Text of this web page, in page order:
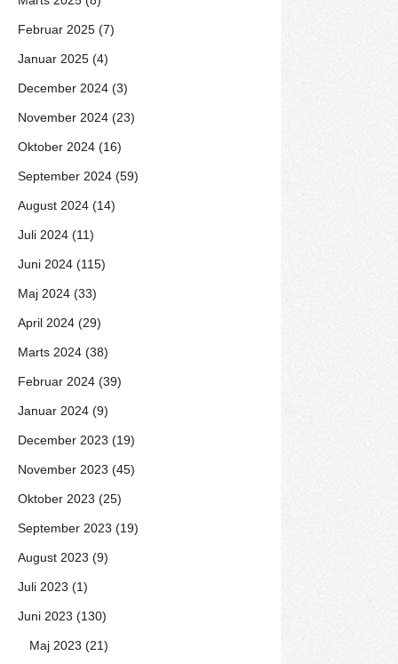
Februar 2025 (7)
Januar 2025 (4)
December 2024 (3)
November 2024 (23)
Oktober 2024 (16)
September 2024 (59)
August 2024 (14)
Juli 2024 (11)
Juni 2024 (115)
Maj 2024 (33)
April 2024 (29)
Marts 2024 (38)
Februar 2024 (39)
Januar 2024 (9)
December 2023 (19)
November 2023 (45)
Oktober 2023 (25)
September 2023 (19)
August 2023 (9)
Juli 2023 (1)
Juni 2023 (130)
Maj 2023 (21)